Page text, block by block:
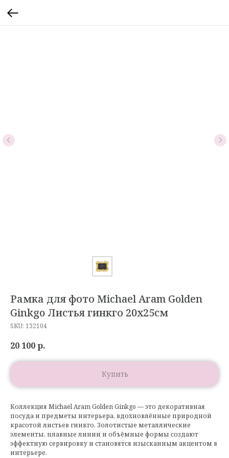
Рамка для фото Michael Aram Golden
Ginkgo Листья гинкго 20х25см
SKU: 132104
20 100р.
Купить
Коллекция Michael Aram Golden Ginkgo — это декоративная
посуда и предметы интерьера, вдохновлённые природной
красотой листьев гинкго. Золотистые металлические
элементы, плавные линии и объёмные формы создают
эффектную сервировку и становятся изысканным акцентом в
интерьере.